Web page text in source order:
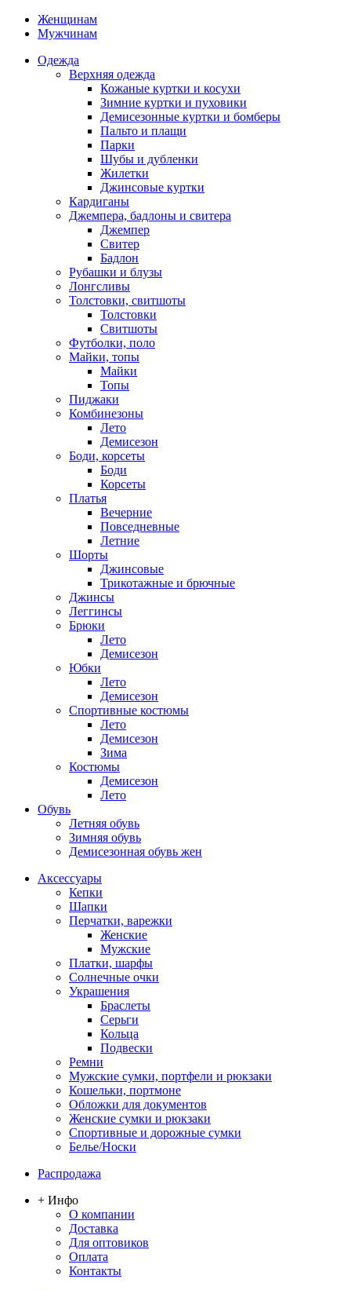
Женщинам
Мужчинам
Одежда
Верхняя одежда
Кожаные куртки и косухи
Зимние куртки и пуховики
Демисезонные куртки и бомберы
Пальто и плащи
Парки
Шубы и дубленки
Жилетки
Джинсовые куртки
Кардиганы
Джемпера, бадлоны и свитера
Джемпер
Свитер
Бадлон
Рубашки и блузы
Лонгсливы
Толстовки, свитшоты
Толстовки
Свитшоты
Футболки, поло
Майки, топы
Майки
Топы
Пиджаки
Комбинезоны
Лето
Демисезон
Боди, корсеты
Боди
Корсеты
Платья
Вечерние
Повседневные
Летние
Шорты
Джинсовые
Трикотажные и брючные
Джинсы
Леггинсы
Брюки
Лето
Демисезон
Юбки
Лето
Демисезон
Спортивные костюмы
Лето
Демисезон
Зима
Костюмы
Демисезон
Лето
Обувь
Летняя обувь
Зимняя обувь
Демисезонная обувь жен
Аксессуары
Кепки
Шапки
Перчатки, варежки
Женские
Мужские
Платки, шарфы
Солнечные очки
Украшения
Браслеты
Серьги
Кольца
Подвески
Ремни
Мужские сумки, портфели и рюкзаки
Кошельки, портмоне
Обложки для документов
Женские сумки и рюкзаки
Спортивные и дорожные сумки
Белье/Носки
Распродажа
+ Инфо
О компании
Доставка
Для оптовиков
Оплата
Контакты